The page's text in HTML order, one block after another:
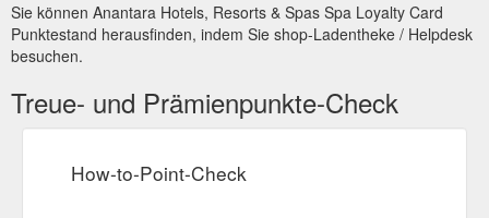
Sie können Anantara Hotels, Resorts & Spas Spa Loyalty Card
Punktestand herausfinden, indem Sie shop-Ladentheke / Helpdesk
besuchen.
Treue- und Prämienpunkte-Check
How-to-Point-Check